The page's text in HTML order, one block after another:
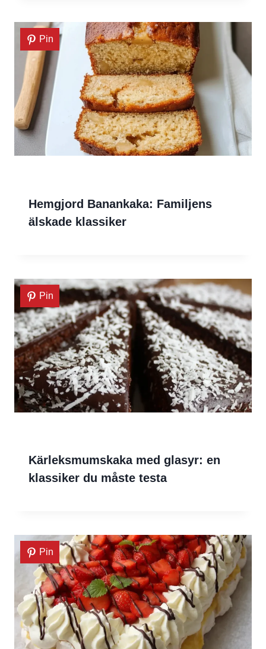
Pin
Hemgjord Banankaka: Familjens
älskade klassiker
Pin
Kärleksmumskaka med glasyr: en
klassiker du måste testa
Pin